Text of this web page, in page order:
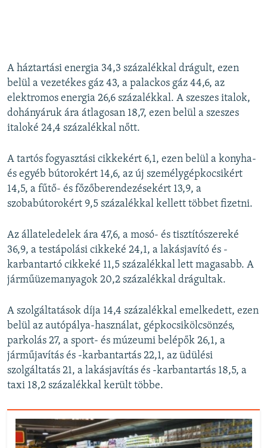
A háztartási energia 34,3 százalékkal drágult, ezen
belül a vezetékes gáz 43, a palackos gáz 44,6, az
elektromos energia 26,6 százalékkal. A szeszes italok,
dohányáruk ára átlagosan 18,7, ezen belül a szeszes
italoké 24,4 százalékkal nőtt.
A tartós fogyasztási cikkekért 6,1, ezen belül a konyha-
és egyéb bútorokért 14,6, az új személygépkocsikért
14,5, a fűtő- és főzőberendezésekért 13,9, a
szobabútorokért 9,5 százalékkal kellett többet fizetni.
Az állateledelek ára 47,6, a mosó- és tisztítószereké
36,9, a testápolási cikkeké 24,1, a lakásjavító és -
karbantartó cikkeké 11,5 százalékkal lett magasabb. A
járműüzemanyagok 20,2 százalékkal drágultak.
A szolgáltatások díja 14,4 százalékkal emelkedett, ezen
belül az autópálya-használat, gépkocsikölcsönzés,
parkolás 27, a sport- és múzeumi belépők 26,1, a
járműjavítás és -karbantartás 22,1, az üdülési
szolgáltatás 21, a lakásjavítás és -karbantartás 18,5, a
taxi 18,2 százalékkal került többe.